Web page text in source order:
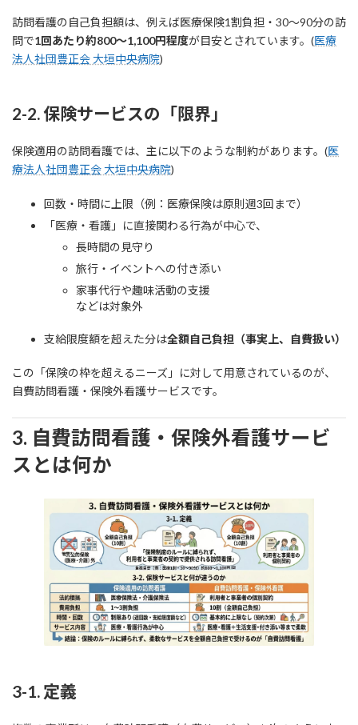
訪問看護の自己負担額は、例えば医療保険1割負担・30〜90分の訪
問で1回あたり約800〜1,100円程度が目安とされています。(医療
法人社団豊正会 大垣中央病院)
2-2. 保険サービスの「限界」
保険適用の訪問看護では、主に以下のような制約があります。(医
療法人社団豊正会 大垣中央病院)
回数・時間に上限（例：医療保険は原則週3回まで）
「医療・看護」に直接関わる行為が中心で、
長時間の見守り
旅行・イベントへの付き添い
家事代行や趣味活動の支援
などは対象外
支給限度額を超えた分は全額自己負担（事実上、自費扱い）
この「保険の枠を超えるニーズ」に対して用意されているのが、
自費訪問看護・保険外看護サービスです。
3. 自費訪問看護・保険外看護サービ
スとは何か
3-1. 定義